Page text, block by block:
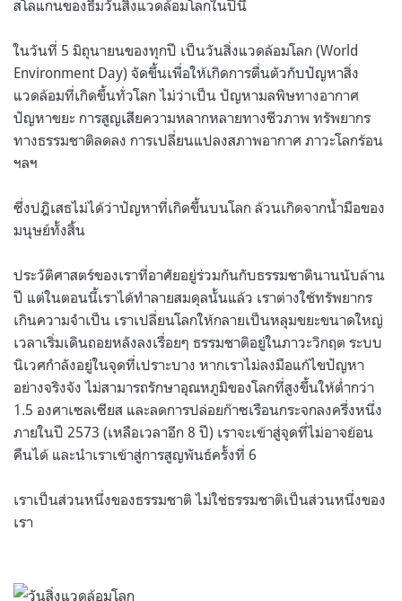
สโลแกนของธีมวันสิ่งแวดล้อมโลกในปีนี้
ในวันที่ 5 มิถุนายนของทุกปี เป็นวันสิ่งแวดล้อมโลก (World
Environment Day) จัดขึ้นเพื่อให้เกิดการตื่นตัวกับปัญหาสิ่ง
แวดล้อมที่เกิดขึ้นทั่วโลก ไม่ว่าเป็น ปัญหามลพิษทางอากาศ
ปัญหาขยะ การสูญเสียความหลากหลายทางชีวภาพ ทรัพยากร
ทางธรรมชาติลดลง การเปลี่ยนแปลงสภาพอากาศ ภาวะโลกร้อน
ฯลฯ
ซึ่งปฎิเสธไม่ได้ว่าปัญหาที่เกิดขึ้นบนโลก ล้วนเกิดจากน้ำมือของ
มนุษย์ทั้งสิ้น
ประวัติศาสตร์ของเราที่อาศัยอยู่ร่วมกันกับธรรมชาตินานนับล้าน
ปี แต่ในตอนนี้เราได้ทำลายสมดุลนั้นแล้ว เราต่างใช้ทรัพยากร
เกินความจำเป็น เราเปลี่ยนโลกให้กลายเป็นหลุมขยะขนาดใหญ่
เวลาเริ่มเดินถอยหลังลงเรื่อยๆ ธรรมชาติอยู่ในภาวะวิกฤต ระบบ
นิเวศกำลังอยู่ในจุดที่เปราะบาง หากเราไม่ลงมือแก้ไขปัญหา
อย่างจริงจัง ไม่สามารถรักษาอุณหภูมิของโลกที่สูงขึ้นให้ต่ำกว่า
1.5 องศาเซลเซียส และลดการปล่อยก๊าซเรือนกระจกลงครึ่งหนึ่ง
ภายในปี 2573 (เหลือเวลาอีก 8 ปี) เราจะเข้าสู่จุดที่ไม่อาจย้อน
คืนได้ และนำเราเข้าสู่การสูญพันธ์ครั้งที่ 6
เราเป็นส่วนหนึ่งของธรรมชาติ ไม่ใช่ธรรมชาติเป็นส่วนหนึ่งของ
เรา